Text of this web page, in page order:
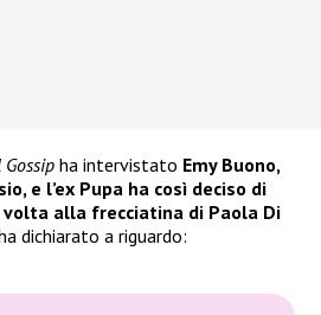
ha intervistato Emy Buono,
e l’ex Pupa ha così deciso di
alla frecciatina di Paola Di
dichiarato a riguardo: